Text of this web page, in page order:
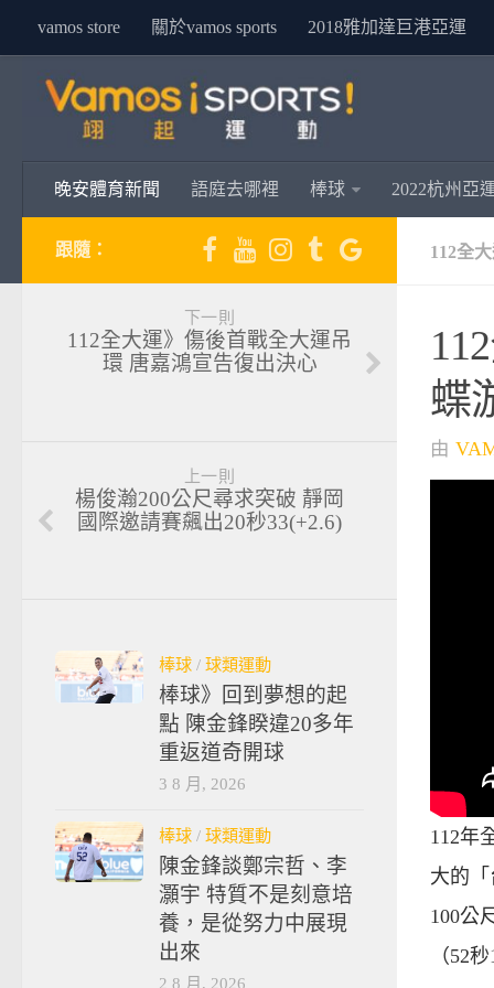
vamos store 關於vamos sports 2018雅加達巨港亞運
晚安體育新聞 語庭去哪裡 棒球 2022杭州亞
112全
蝶
由
112年
大的
100公
（52
跟隨：
下一則
112全大運》傷後首戰全大運吊
環 唐嘉鴻宣告復出決心
上一則
楊俊瀚200公尺尋求突破 靜岡
國際邀請賽飆出20秒33(+2.6)
棒球 / 球類運動
棒球》回到夢想的起
點 陳金鋒睽違20多年
重返道奇開球
3 8 月, 2026
棒球 / 球類運動
陳金鋒談鄭宗哲、李
灝宇 特質不是刻意培
養，是從努力中展現
出來
2 8 月, 2026